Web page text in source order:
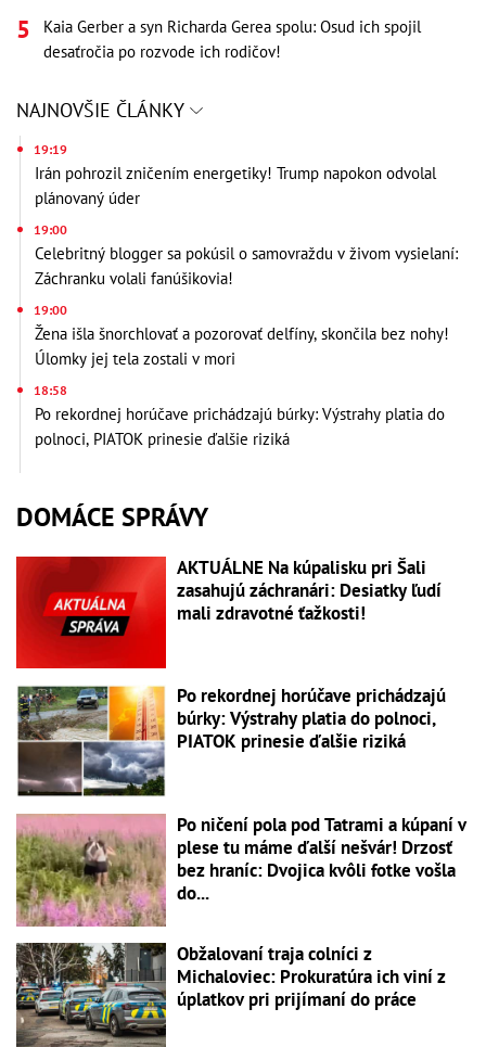
Kaia Gerber a syn Richarda Gerea spolu: Osud ich spojil
desaťročia po rozvode ich rodičov!
NAJNOVŠIE ČLÁNKY
19:19
Irán pohrozil zničením energetiky! Trump napokon odvolal
plánovaný úder
19:00
Celebritný blogger sa pokúsil o samovraždu v živom vysielaní:
Záchranku volali fanúšikovia!
19:00
Žena išla šnorchlovať a pozorovať delfíny, skončila bez nohy!
Úlomky jej tela zostali v mori
18:58
Po rekordnej horúčave prichádzajú búrky: Výstrahy platia do
polnoci, PIATOK prinesie ďalšie riziká
DOMÁCE SPRÁVY
AKTUÁLNE Na kúpalisku pri Šali
zasahujú záchranári: Desiatky ľudí
mali zdravotné ťažkosti!
Po rekordnej horúčave prichádzajú
búrky: Výstrahy platia do polnoci,
PIATOK prinesie ďalšie riziká
Po ničení pola pod Tatrami a kúpaní v
plese tu máme ďalší nešvár! Drzosť
bez hraníc: Dvojica kvôli fotke vošla
do...
Obžalovaní traja colníci z
Michaloviec: Prokuratúra ich viní z
úplatkov pri prijímaní do práce